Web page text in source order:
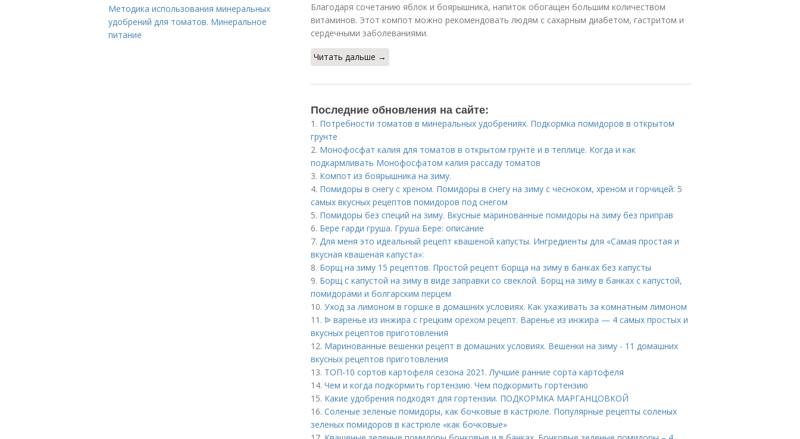
Благодаря сочетанию яблок и боярышника, напиток обогащен большим количеством
витаминов. Этот компот можно рекомендовать людям с сахарным диабетом, гастритом и
сердечными заболеваниями.
Читать дальше →
Последние обновления на сайте:
1. Потребности томатов в минеральных удобрениях. Подкормка помидоров в открытом
грунте
2. Монофосфат калия для томатов в открытом грунте и в теплице. Когда и как
подкармливать Монофосфатом калия рассаду томатов
3. Компот из боярышника на зиму.
4. Помидоры в снегу с хреном. Помидоры в снегу на зиму с чесноком, хреном и горчицей: 5
самых вкусных рецептов помидоров под снегом
5. Помидоры без специй на зиму. Вкусные маринованные помидоры на зиму без приправ
6. Бере гарди груша. Груша Бере: описание
7. Для меня это идеальный рецепт квашеной капусты. Ингредиенты для «Самая простая и
вкусная квашеная капуста»:
8. Борщ на зиму 15 рецептов. Простой рецепт борща на зиму в банках без капусты
9. Борщ с капустой на зиму в виде заправки со свеклой. Борщ на зиму в банках с капустой,
помидорами и болгарским перцем
10. Уход за лимоном в горшке в домашних условиях. Как ухаживать за комнатным лимоном
11. ᐉ варенье из инжира с грецким орехом рецепт. Варенье из инжира — 4 самых простых и
вкусных рецептов приготовления
12. Маринованные вешенки рецепт в домашних условиях. Вешенки на зиму - 11 домашних
вкусных рецептов приготовления
13. ТОП-10 сортов картофеля сезона 2021. Лучшие ранние сорта картофеля
14. Чем и когда подкормить гортензию. Чем подкормить гортензию
15. Какие удобрения подходят для гортензии. ПОДКОРМКА МАРГАНЦОВКОЙ
16. Соленые зеленые помидоры, как бочковые в кастрюле. Популярные рецепты соленых
зеленых помидоров в кастрюле «как бочковые»
Методика использования минеральных
удобрений для томатов. Минеральное
питание